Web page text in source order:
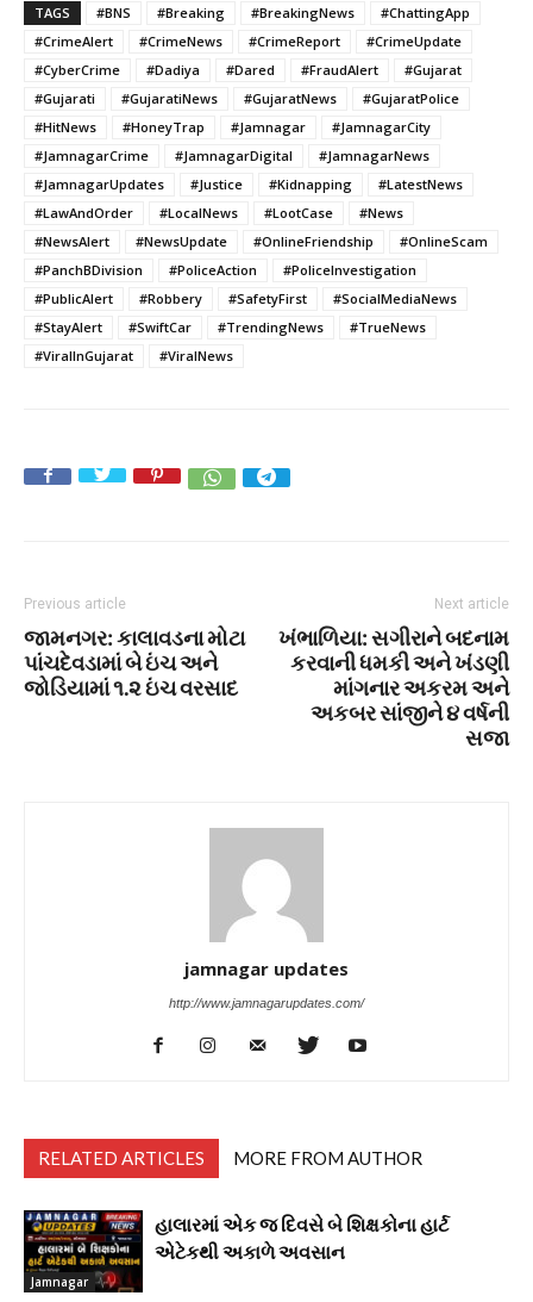
TAGS #BNS #Breaking #BreakingNews
#ChattingApp
#CrimeAlert
#CrimeNews #CrimeReport
#CrimeUpdate
#CyberCrime
#Dadiya #Dared #FraudAlert
#Gujarat
#Gujarati
#GujaratiNews #GujaratNews
#GujaratPolice
#HitNews
#HoneyTrap #Jamnagar
#JamnagarCity
#JamnagarCrime
#JamnagarDigital
#JamnagarNews
#JamnagarUpdates
#Justice #Kidnapping
#LatestNews
#LawAndOrder
#LocalNews #LootCase
#News
#NewsAlert
#NewsUpdate #OnlineFriendship
#OnlineScam
#PanchBDivision
#PoliceAction
#PoliceInvestigation
#PublicAlert
#Robbery #SafetyFirst
#SocialMediaNews
#StayAlert
#SwiftCar #TrendingNews
#TrueNews
#ViralInGujarat
#ViralNews
Previous article
જામનગર: કાલાવડના મોટા
પાંચદેવડામાં બે ઇંચ અને
જોડિયામાં ૧.૨ ઇંચ વરસાદ
Next article
ખંભાળિયા: સગીરાને બદનામ
કરવાની ધમકી અને ખંડણી
માંગનાર અકરમ અને
અકબર સાંજીને ૪ વર્ષની
સજા
jamnagar updates
http://www.jamnagarupdates.com/
RELATED ARTICLES MORE FROM AUTHOR
Jamnagar
હાલારમાં એક જ દિવસે બે શિક્ષકોના હાર્ટ
એટેકથી અકાળે અવસાન